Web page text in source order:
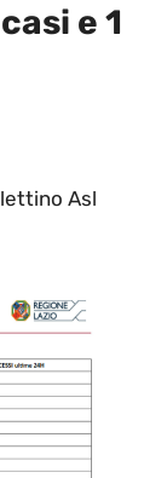
e 1
Asl